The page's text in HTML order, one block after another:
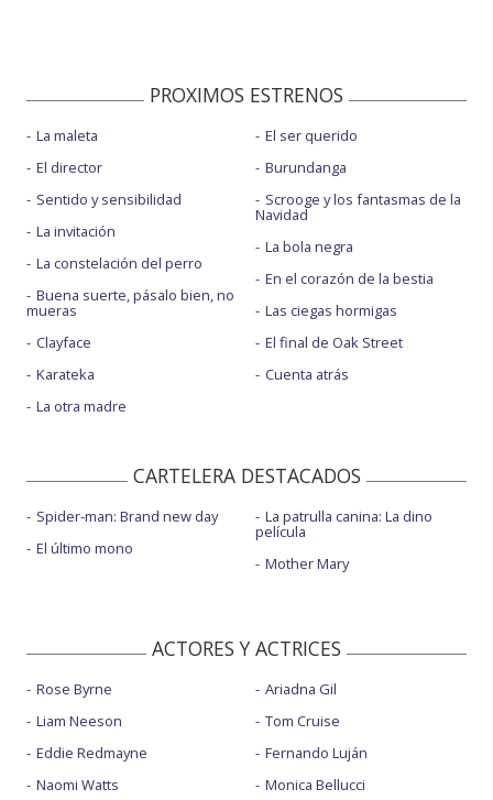
PROXIMOS ESTRENOS
La maleta
El director
Sentido y sensibilidad
La invitación
La constelación del perro
Buena suerte, pásalo bien, no
mueras
Clayface
Karateka
La otra madre
El ser querido
Burundanga
Scrooge y los fantasmas de la
Navidad
La bola negra
En el corazón de la bestia
Las ciegas hormigas
El final de Oak Street
Cuenta atrás
CARTELERA DESTACADOS
Spider-man: Brand new day
El último mono
La patrulla canina: La dino
película
Mother Mary
ACTORES Y ACTRICES
Rose Byrne
Liam Neeson
Eddie Redmayne
Naomi Watts
Ariadna Gil
Tom Cruise
Fernando Luján
Monica Bellucci